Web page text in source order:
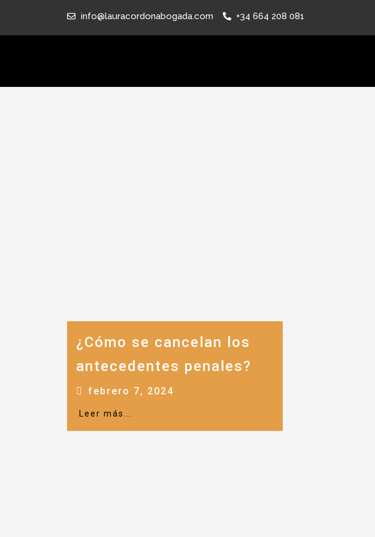
info@lauracordonabogada.com +34 664 208 081
¿Cómo se cancelan los
antecedentes penales?
febrero 7, 2024
Leer más...